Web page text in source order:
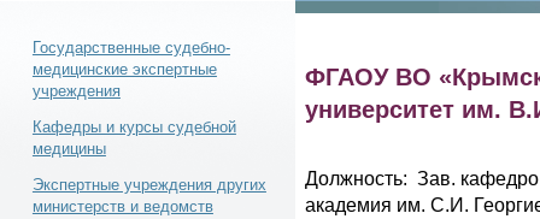
Государственные судебно-
медицинские экспертные
учреждения
Кафедры и курсы судебной
медицины
Экспертные учреждения других
министерств и ведомств
ФГАОУ ВО
университет им.
Должность: Зав.
академия им. С.И.